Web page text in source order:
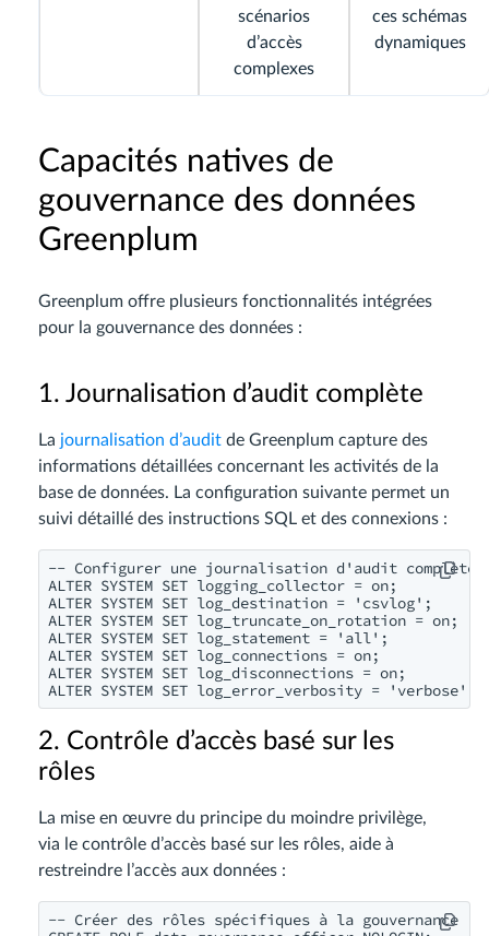
scénarios
d’accès
complexes
ces schémas
dynamiques
Capacités natives de
gouvernance des données
Greenplum
Greenplum offre plusieurs fonctionnalités intégrées
pour la gouvernance des données :
1. Journalisation d’audit complète
La journalisation d’audit de Greenplum capture des
informations détaillées concernant les activités de la
base de données. La configuration suivante permet un
suivi détaillé des instructions SQL et des connexions :
-- Configurer une journalisation d'audit complète
ALTER SYSTEM SET logging_collector = on;
ALTER SYSTEM SET log_destination = 'csvlog';
ALTER SYSTEM SET log_truncate_on_rotation = on;
ALTER SYSTEM SET log_statement = 'all';
ALTER SYSTEM SET log_connections = on;
ALTER SYSTEM SET log_disconnections = on;
ALTER SYSTEM SET log_error_verbosity = 'verbose';
2. Contrôle d’accès basé sur les
rôles
La mise en œuvre du principe du moindre privilège,
via le contrôle d’accès basé sur les rôles, aide à
restreindre l’accès aux données :
-- Créer des rôles spécifiques à la gouvernance